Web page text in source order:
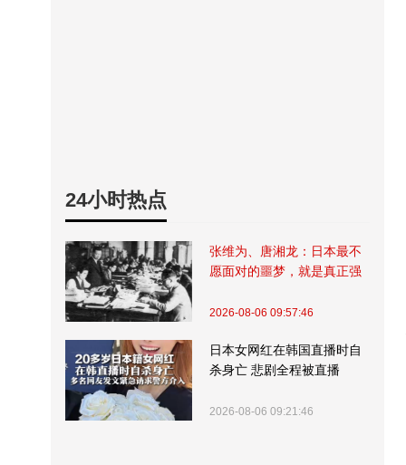
24小时热点
张维为、唐湘龙：日本最不
愿面对的噩梦，就是真正强
2026-08-06 09:57:46
日本女网红在韩国直播时自
杀身亡 悲剧全程被直播
2026-08-06 09:21:46